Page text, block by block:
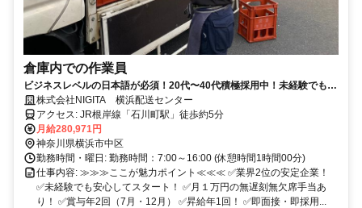
倉庫内での作業員
ビジネスレベルの日本語が必須！20代〜40代積極採用中！未経験でも年
収400万円も可能！
株式会社NIGITA 横浜配送センター
アクセス: JR根岸線「石川町駅」徒歩約5分
月給280,971円
神奈川県横浜市中区
勤務時間・曜日: 勤務時間：7:00～16:00 (休憩時間1時間00分)
仕事内容: ≫≫≫ここが魅力ポイント≪≪≪ ✅業界2位の安定企業！
✅未経験でも安心してスタート！ ✅月１万円の無遅刻無欠席手当あ
り！ ✅賞与年2回（7月・12月） ✅昇給年1回！ ✅即面接・即採用...